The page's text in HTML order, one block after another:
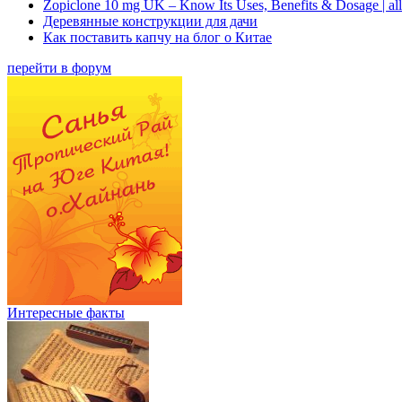
Zopiclone 10 mg UK – Know Its Uses, Benefits & Dosage |
Деревянные конструкции для дачи
Как поставить капчу на блог о Китае
перейти в форум
Интересные факты